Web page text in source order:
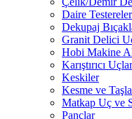
Daire Testereler
Dekupaj
Granit Delici
Hobi Makine
Karıştırıcı
Keskiler
Kesme ve
Matkap Uç ve
Pançlar